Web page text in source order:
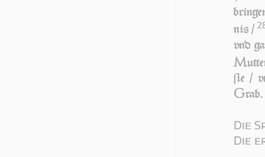
nis /
vnd
M
ſie /
Grab.
Die
Die